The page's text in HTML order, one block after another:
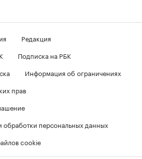
Редакция
Подписка на РБК
Информация об ограничениях
прав
персональных данных
cookie